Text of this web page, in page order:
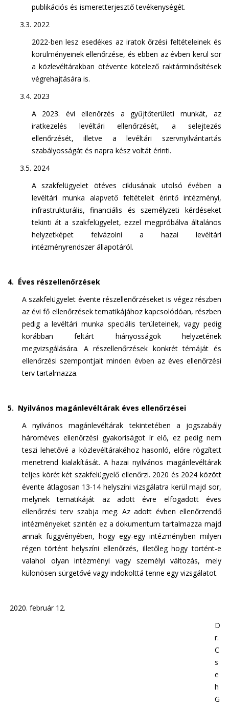
publikációs és ismeretterjesztő tevékenységét.
3.3. 2022
2022-ben lesz esedékes az iratok őrzési feltételeinek és
körülményeinek ellenőrzése, és ebben az évben kerül sor
a közlevéltárakban ötévente kötelező raktárminősítések
végrehajtására is.
3.4. 2023
A 2023. évi ellenőrzés a gyűjtőterületi munkát, az
iratkezelés levéltári ellenőrzését, a selejtezés
ellenőrzését, illetve a levéltári szervnyilvántartás
szabályosságát és napra kész voltát érinti.
3.5. 2024
A szakfelügyelet ötéves ciklusának utolsó évében a
levéltári munka alapvető feltételeit érintő intézményi,
infrastrukturális, financiális és személyzeti kérdéseket
tekinti át a szakfelügyelet, ezzel megpróbálva általános
helyzetképet felvázolni a hazai levéltári
intézményrendszer állapotáról.
4. Éves részellenőrzések
A szakfelügyelet évente részellenőrzéseket is végez részben
az évi fő ellenőrzések tematikájához kapcsolódóan, részben
pedig a levéltári munka speciális területeinek, vagy pedig
korábban feltárt hiányosságok helyzetének
megvizsgálására. A részellenőrzések konkrét témáját és
ellenőrzési szempontjait minden évben az éves ellenőrzési
terv tartalmazza.
5. Nyilvános magánlevéltárak éves ellenőrzései
A nyilvános magánlevéltárak tekintetében a jogszabály
hároméves ellenőrzési gyakoriságot ír elő, ez pedig nem
teszi lehetővé a közlevéltárakéhoz hasonló, előre rögzített
menetrend kialakítását. A hazai nyilvános magánlevéltárak
teljes körét két szakfelügyelő ellenőrzi. 2020 és 2024 között
évente átlagosan 13-14 helyszíni vizsgálatra kerül majd sor,
melynek tematikáját az adott évre elfogadott éves
ellenőrzési terv szabja meg. Az adott évben ellenőrzendő
intézményeket szintén ez a dokumentum tartalmazza majd
annak függvényében, hogy egy-egy intézményben milyen
régen történt helyszíni ellenőrzés, illetőleg hogy történt-e
valahol olyan intézményi vagy személyi változás, mely
különösen sürgetővé vagy indokolttá tenne egy vizsgálatot.
2020. február 12.
D
r.
C
s
e
h
G